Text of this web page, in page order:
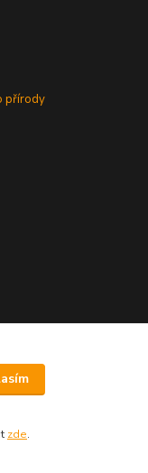
přírody
zde.